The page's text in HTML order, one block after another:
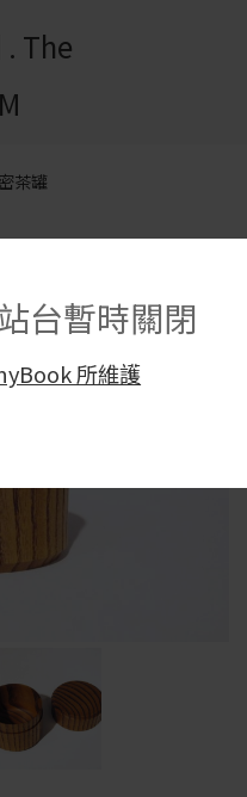
台暫時關閉
所維護
The
茶罐